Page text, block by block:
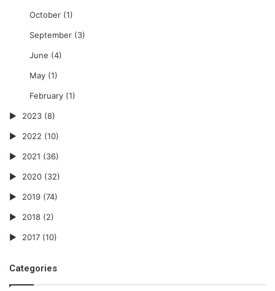
October(1)
September(3)
June (4)
May(1)
February(1)
2023 (8)
2022 (10)
2021 (36)
2020 (32)
2019 (74)
2018 (2)
2017 (10)
Categories